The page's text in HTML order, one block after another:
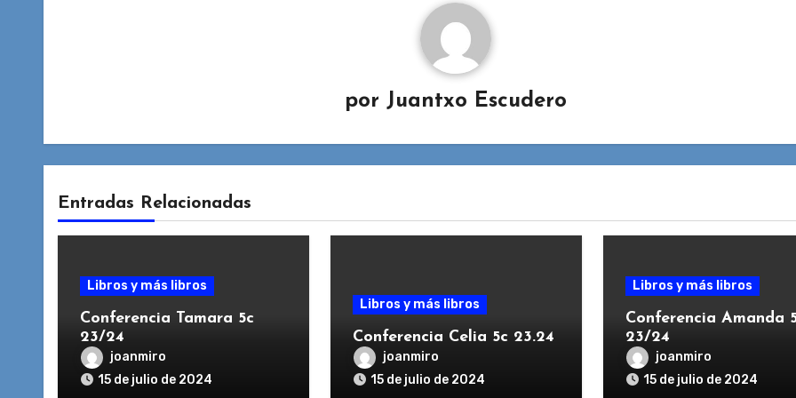
porJuantxo Escudero
Entradas Relacionadas
Libros y más libros
Conferencia Tamara 5c
23/24
joanmiro
15 de julio de 2024
Libros y más libros
Conferencia Celia 5c 23.24
joanmiro
15 de julio de 2024
Libros y más libros
Conferencia Amanda
23/24
joanmiro
15 de julio de 2024